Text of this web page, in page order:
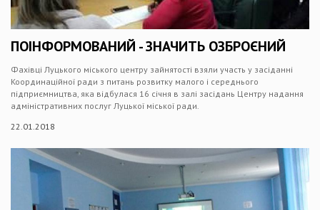
ПОІНФОРМОВАНИЙ - ЗНАЧИТЬ ОЗБРОЄНИЙ
Фахівці Луцького міського центру зайнятості взяли участь у засіданні
Координаційної ради з питань розвитку малого і середнього
підприємництва, яка відбулася 16 січня в залі засідань Центру надання
адміністративних послуг Луцької міської ради.
22.01.2018